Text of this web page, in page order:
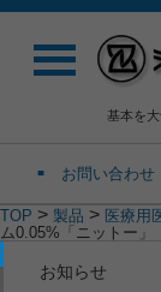
基本を
お問い合わせ
TOP > 製品 > 医療用
ム0.05%「ニットー」
お知らせ